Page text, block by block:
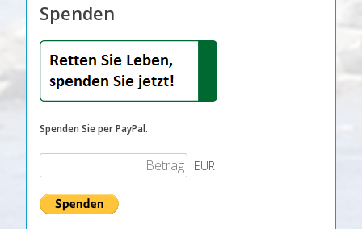
Spenden
Spenden Sie per PayPal.
EUR